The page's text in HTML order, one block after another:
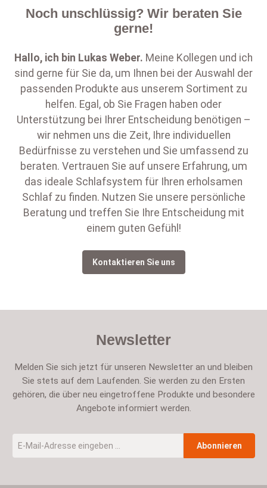
Noch unschlüssig? Wir beraten Sie
gerne!
Hallo, ich bin Lukas Weber. Meine Kollegen und ich
sind gerne für Sie da, um Ihnen bei der Auswahl der
passenden Produkte aus unserem Sortiment zu
helfen. Egal, ob Sie Fragen haben oder
Unterstützung bei Ihrer Entscheidung benötigen –
wir nehmen uns die Zeit, Ihre individuellen
Bedürfnisse zu verstehen und Sie umfassend zu
beraten. Vertrauen Sie auf unsere Erfahrung, um
das ideale Schlafsystem für Ihren erholsamen
Schlaf zu finden. Nutzen Sie unsere persönliche
Beratung und treffen Sie Ihre Entscheidung mit
einem guten Gefühl!
Kontaktieren Sie uns
Newsletter
Melden Sie sich jetzt für unseren Newsletter an und bleiben
Sie stets auf dem Laufenden. Sie werden zu den Ersten
gehören, die über neu eingetroffene Produkte und besondere
Angebote informiert werden.
Abonnieren